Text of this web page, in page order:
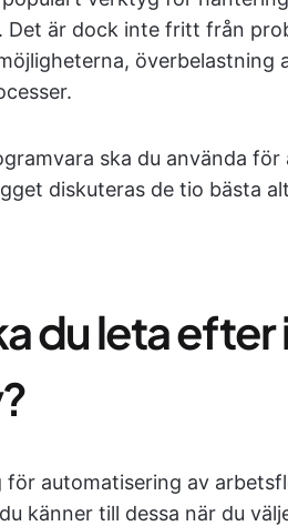
Det är dock inte fritt från
överbelastning
ska du använda
diskuteras de tio bästa
du leta efter
för automatisering av
känner till dessa när du